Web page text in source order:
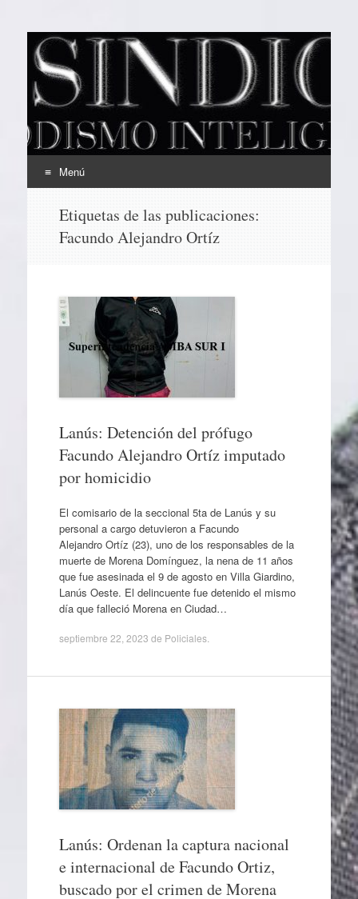
EL SINDICAL
Periodismo Inteligente
Menú
contenido
Etiquetas de las publicaciones:
Facundo Alejandro Ortíz
Lanús: Detención del prófugo
Facundo Alejandro Ortíz imputado
por homicidio
El comisario de la seccional 5ta de Lanús y su
personal a cargo detuvieron a Facundo
Alejandro Ortíz (23), uno de los responsables de la
muerte de Morena Domínguez, la nena de 11 años
que fue asesinada el 9 de agosto en Villa Giardino,
Lanús Oeste. El delincuente fue detenido el mismo
día que falleció Morena en Ciudad…
septiembre 22, 2023 de Policiales.
Lanús: Ordenan la captura nacional
e internacional de Facundo Ortiz,
buscado por el crimen de Morena